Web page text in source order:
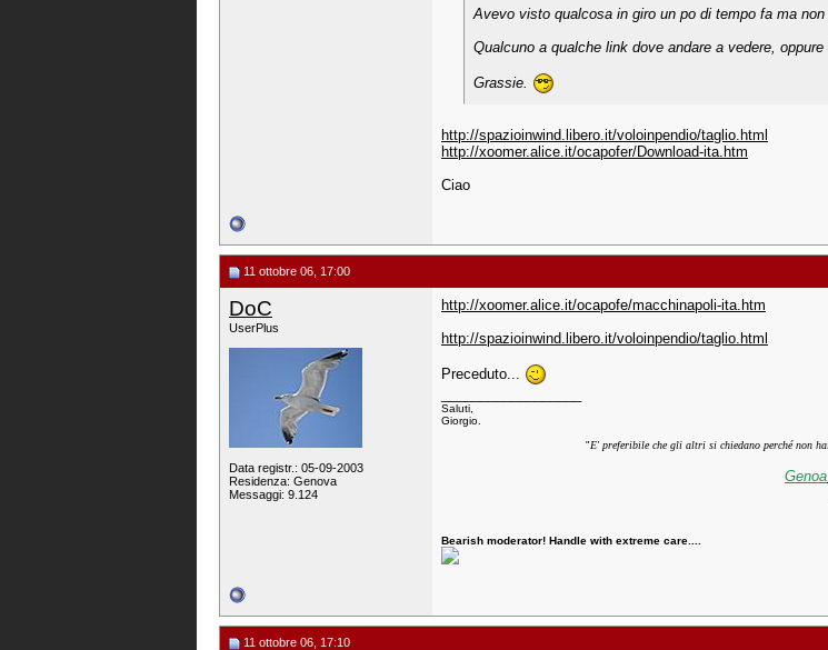
Avevo visto qualcosa in giro un po di tempo fa ma
Qualcuno a qualche link dove andare a vedere,
Grassie.
http://spazioinwind.libero.it/voloinpendio/taglio.html
http://xoomer.alice.it/ocapofer/Download-ita.htm
Ciao
11 ottobre 06, 17:00
DoC
UserPlus
Data registr.: 05-09-2003
Residenza: Genova
Messaggi: 9.124
http://xoomer.alice.it/ocapofe/macchinapoli-ita.htm
http://spazioinwind.libero.it/voloinpendio/taglio.html
Preceduto...
Saluti,
Giorgio.
"E' preferibile che gli altri si chiedano perché non
Genoa
Bearish moderator! Handle with extreme care....
11 ottobre 06, 17:10